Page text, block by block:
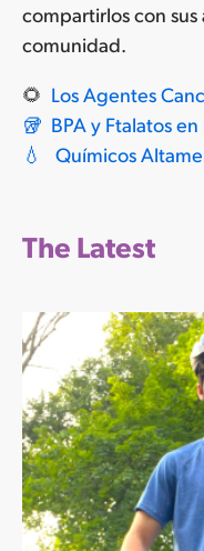
compartirlos con sus
comunidad.
🌻 Los Agentes
🥡 BPA y Ftalatos
💧
Químicos
The Latest